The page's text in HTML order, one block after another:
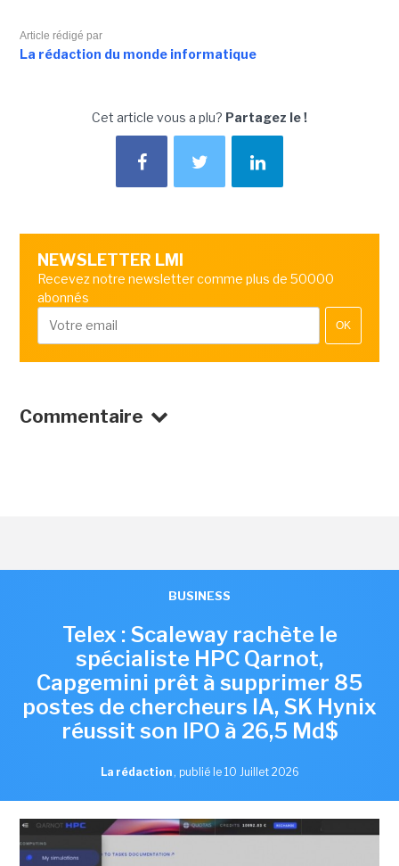
Article rédigé par
La rédaction du monde informatique
Cet article vous a plu? Partagez le !
NEWSLETTER LMI
Recevez notre newsletter comme plus de 50000
abonnés
OK
Commentaire
BUSINESS
Telex : Scaleway rachète le
spécialiste HPC Qarnot,
Capgemini prêt à supprimer 85
postes de chercheurs IA, SK Hynix
réussit son IPO à 26,5 Md$
La rédaction , publié le 10 Juillet 2026